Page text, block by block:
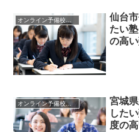
仙台
たい
の高
オンライン予備校・塾の活用法
宮城
した
度の